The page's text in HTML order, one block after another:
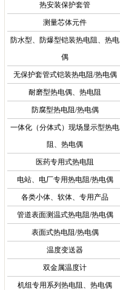
热安装保护套管
测量芯体元件
防水型、防爆型铠装热电阻、热电
偶
无保护套管式铠装热电阻/热电偶
耐磨型热电偶、热电阻
防腐型热电阻/热电偶
一体化（分体式）现场显示型热电
阻、热电偶
医药专用式热电阻
电站、电厂专用热电阻/热电偶
各类小体、软体、专用产品
管道表面测温式热电阻/热电偶
表面式热电阻/热电偶
温度变送器
双金属温度计
机组专用系列热电阻、热电偶